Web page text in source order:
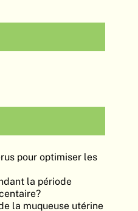
pour optimiser les
la période
la muqueuse utérine